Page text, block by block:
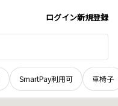
ログイン新規登録
SmartPay利用可 車椅子